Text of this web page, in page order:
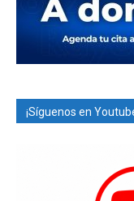
¡Síguenos en